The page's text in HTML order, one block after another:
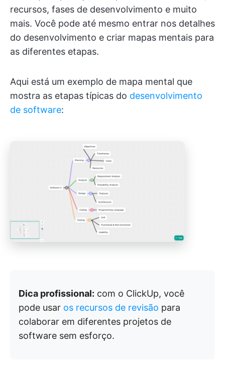
recursos, fases de desenvolvimento e muito
mais. Você pode até mesmo entrar nos detalhes
do desenvolvimento e criar mapas mentais para
as diferentes etapas.
Aqui está um exemplo de mapa mental que
mostra as etapas típicas do desenvolvimento
de software:
Dica profissional: com o ClickUp, você
pode usar os recursos de revisão para
colaborar em diferentes projetos de
software sem esforço.